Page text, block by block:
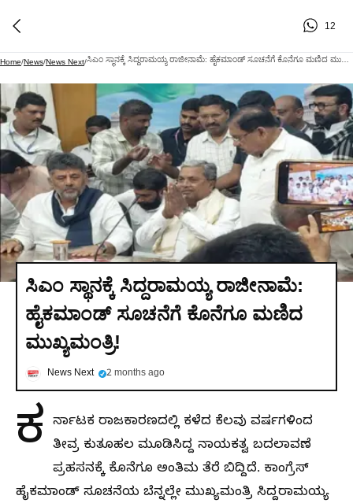
12
Home/News/News Next/
ಸಿಎಂ ಸ್ಥಾನಕ್ಕೆ ಸಿದ್ದರಾಮಯ್ಯ ರಾಜೀನಾಮೆ:
ಹೈಕಮಾಂಡ್ ಸೂಚನೆಗೆ ಕೊನೆಗೂ ಮಣಿದ
ಮುಖ್ಯಮಂತ್ರಿ!
News Next 2 months ago
ಕ ರ್ನಾಟಕ ರಾಜಕಾರಣದಲ್ಲಿ ಕಳೆದ ಕೆಲವು ವರ್ಷಗಳಿಂದ
ತೀವ್ರ ಕುತೂಹಲ ಮೂಡಿಸಿದ್ದ ನಾಯಕತ್ವ ಬದಲಾವಣೆ
ಪ್ರಹಸನಕ್ಕೆ ಕೊನೆಗೂ ಅಂತಿಮ ತೆರೆ ಬಿದ್ದಿದೆ. ಕಾಂಗ್ರೆಸ್
ಹೈಕಮಾಂಡ್ ಸೂಚನೆಯ ಬೆನ್ನಲ್ಲೇ ಮುಖ್ಯಮಂತ್ರಿ ಸಿದ್ದರಾಮಯ್ಯ